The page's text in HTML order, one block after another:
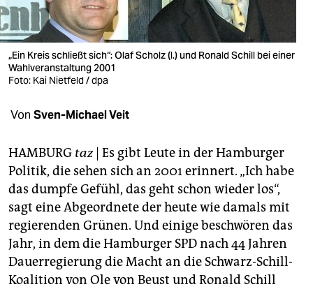
wahrheit
verlag
verlag
shop
fragen & hilfe
unterstützen
abo
genossenschaft
epaper login
„Ein Kreis schließt sich“: Olaf Scholz (l.) und Ronald Schill bei einer
Wahlveranstaltung 2001
Foto: Kai Nietfeld / dpa
Von Sven-Michael Veit
HAMBURG taz| Es gibt Leute in der Hamburger
Politik, die sehen sich an 2001 erinnert. „Ich habe
das dumpfe Gefühl, das geht schon wieder los“,
sagt eine Abgeordnete der heute wie damals mit
regierenden Grünen. Und einige beschwören das
Jahr, in dem die Hamburger SPD nach 44 Jahren
Dauerregierung die Macht an die Schwarz-Schill-
Koalition von Ole von Beust und Ronald Schill